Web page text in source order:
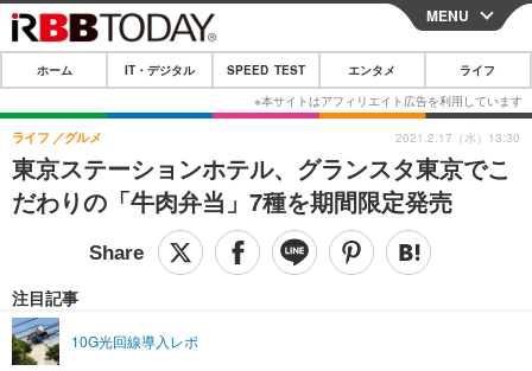
CLOSE
ホーム
IT・デジタル
IT・デジタルTOP スマートフォン
ショッピング その他
SPEED TEST
エンタメTOP 映画・ドラマ
ライフTOP
リリース一覧
MENU
ホーム IT・デジタル SPEED TEST エンタメ ライフ
東京ステーションホテル、グランスタ東京でこ
だわりの「牛肉弁当」7種を期間限定発売
ライフ グルメ
注目記事
10G光回線導入レポ
2021.2.17（水）13:30